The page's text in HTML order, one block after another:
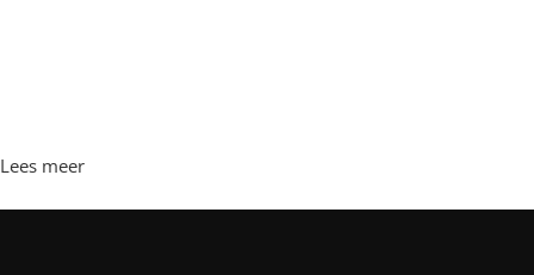
bestellen in een online winkel, waar ze in hun vrije tijd
achter de computer kunnen zitten, de vloerkleden kunnen
bekijken en rustig kunnen kiezen wat ze leuk vinden. Onze
Lees meer